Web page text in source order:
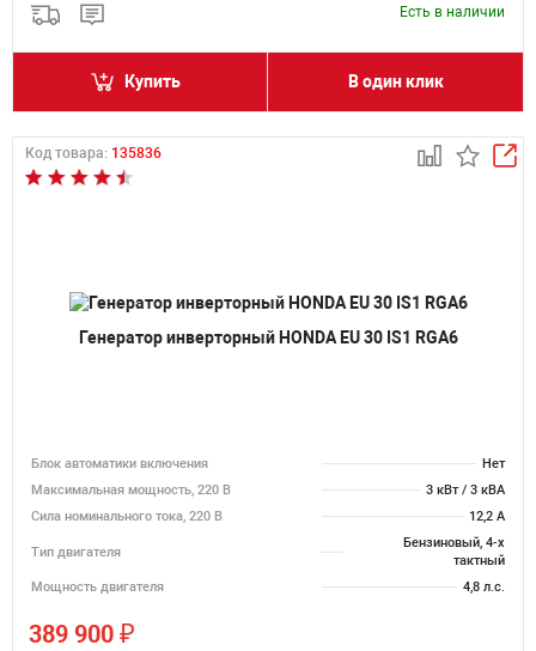
Есть в наличии
Купить В один клик
Код товара: 135836
Генератор инверторный HONDA EU 30 IS1 RGA6
Блок автоматики включения
Нет
Максимальная мощность, 220 В
3 кВт / 3 кВА
Сила номинального тока, 220 В
12,2 А
Тип двигателя
Бензиновый, 4-х
тактный
Мощность двигателя
4,8 л.с.
389 900 ₽